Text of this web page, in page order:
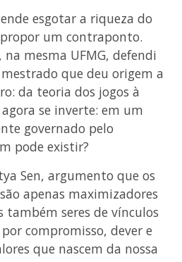
esgotar a riqueza do
um contraponto.
mesma UFMG, defendi
que deu origem a
da teoria dos jogos à
agora se inverte: em um
governado pelo
pode existir?
Sen, argumento que os
apenas maximizadores
também seres de vínculos
compromisso, dever e
que nascem da nossa